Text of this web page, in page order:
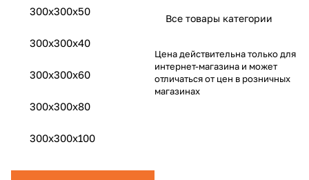
300x300x50
300x300x40
300x300x60
300x300x80
300x300x100
Все товары категории
Цена действительна только для
интернет-магазина и может
отличаться от цен в розничных
магазинах